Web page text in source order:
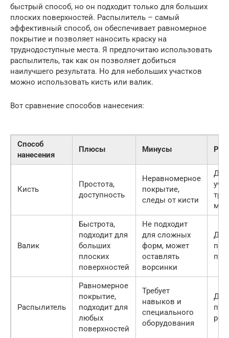
быстрый способ, но он подходит только для больших
плоских поверхностей. Распылитель – самый
эффективный способ, он обеспечивает равномерное
покрытие и позволяет наносить краску на
труднодоступные места. Я предпочитаю использовать
распылитель, так как он позволяет добиться
наилучшего результата. Но для небольших участков
можно использовать кисть или валик.
Вот сравнение способов нанесения:
Способ
нанесения
Плюсы Минусы
Кисть
Простота,
доступность
Неравномерное
покрытие,
следы от кисти
Для
Валик
Быстрота,
подходит для
больших
плоских
поверхностей
Не подходит
для сложных
форм, может
оставлять
ворсинки
Распылитель
Равномерное
покрытие,
подходит для
любых
поверхностей
Требует
навыков и
специального
оборудования
Для